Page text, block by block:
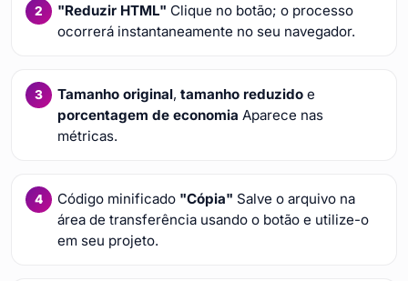
"Reduzir HTML" Clique no botão; o processo
ocorrerá instantaneamente no seu navegador.
Tamanho original, tamanho reduzidoe
porcentagem de economia Aparece nas
métricas.
Código minificado "Cópia" Salve o arquivo na
área de transferência usando o botão e utilize-o
em seu projeto.